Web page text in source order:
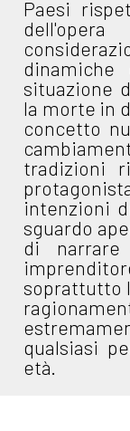
Paesi
situazione
la morte in
concetto
tradizioni
intenzioni
sguardo
di
soprattutto
qualsiasi
età.